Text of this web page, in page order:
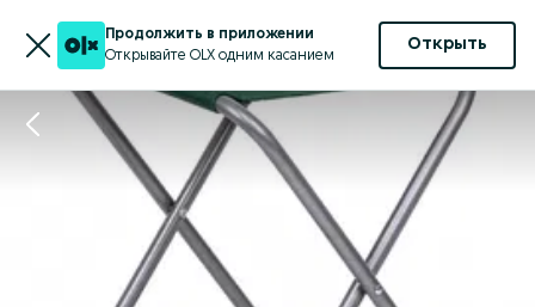
Продолжить в приложении
Открывайте OLX одним касанием
Открыть